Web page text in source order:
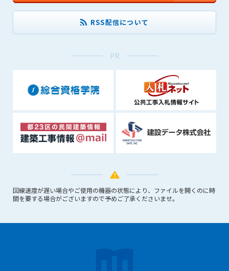
RSS配信について
PR
回線速度が遅い場合やご使用の機器の状態により、ファイルを開くのに時
間を要する場合がございますので予めご了承くださいませ。
管理者は、会員の承諾なく、本サービス内容の変更(新規追加、
できるものとします。これに起因する会員または他の第三者が
第9条（会員の個人情報）
会員の氏名、住所、性別、年齢、メールアドレスその他本サー
ビスの提供に関連して管理者が知り得た会員の個人情報（以下
個人情報といいます）について、管理者は、以下の各号に該当
する場合を除き、第三者に開示または提供しないものとしま
す。
(2) 個々の会員を特定できない統計的な処理をした形式で第三
(3) 第三者および管理者の権利、財産、安全等を保護するため
に必要であると管理者が判断した場合